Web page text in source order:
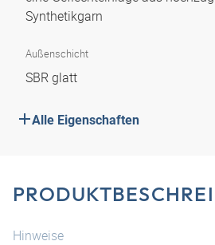
Synthetikgarn
Außenschicht
SBR glatt
Alle Eigenschaften
Hinweise